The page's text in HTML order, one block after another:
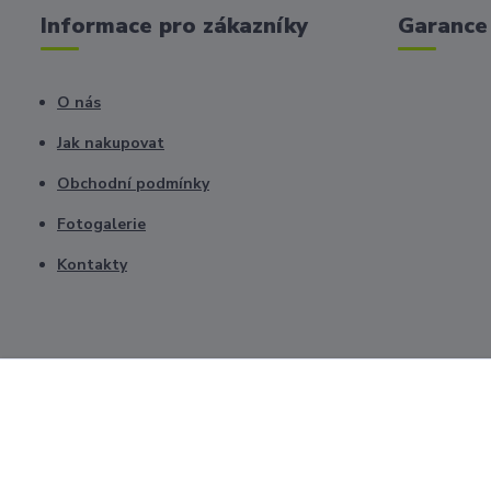
Informace pro zákazníky
O nás
Jak nakupovat
Obchodní podmínky
Fotogalerie
Kontakty